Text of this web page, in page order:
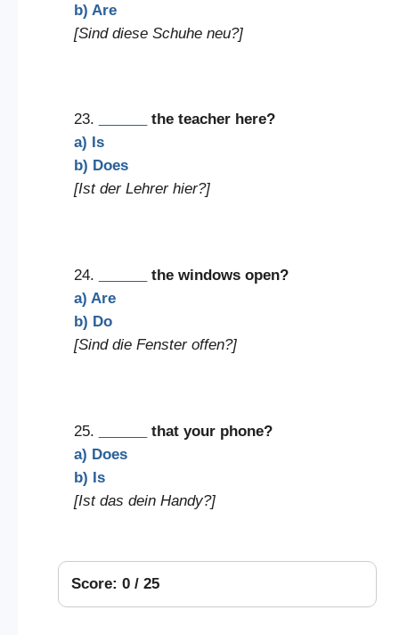
b) Are
[Sind diese Schuhe neu?]
23.
the teacher here?
a) Is
b) Does
[Ist der Lehrer hier?]
24.
the windows open?
a) Are
b) Do
[Sind die Fenster offen?]
25.
that your phone?
a) Does
b) Is
[Ist das dein Handy?]
Score: 0 / 25